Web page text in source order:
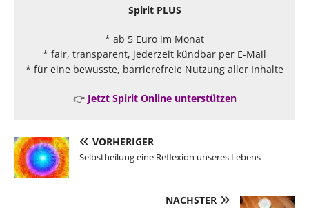
Spirit PLUS
* ab 5 Euro im Monat
* fair, transparent, jederzeit kündbar per E-Mail
* für eine bewusste, barrierefreie Nutzung aller Inhalte
👉 Jetzt Spirit Online unterstützen
VORHERIGER
Selbstheilung eine Reflexion unseres Lebens
NÄCHSTER